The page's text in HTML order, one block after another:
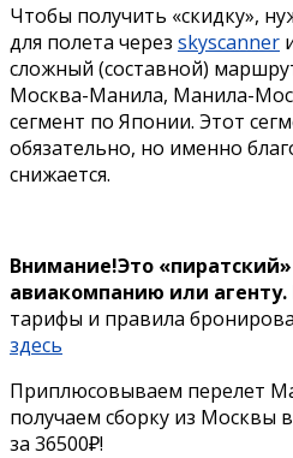
Чтобы получить «скидку»,
для полета через skyscanner
сложный (составной)
Москва-Манила, Манила-
сегмент по Японии. Этот
обязательно, но именно
снижается.
Внимание!Это
авиакомпанию или агенту.
тарифы и правила
здесь
Приплюсовываем перелет
получаем сборку из Москвы
за 36500₽!